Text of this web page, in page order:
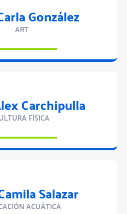
González
ART
Carchipulla
FÍSICA
Salazar
ACUÁTICA